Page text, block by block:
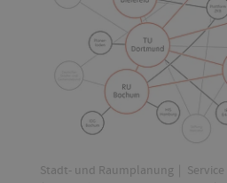
Stadt- und Raumplanung